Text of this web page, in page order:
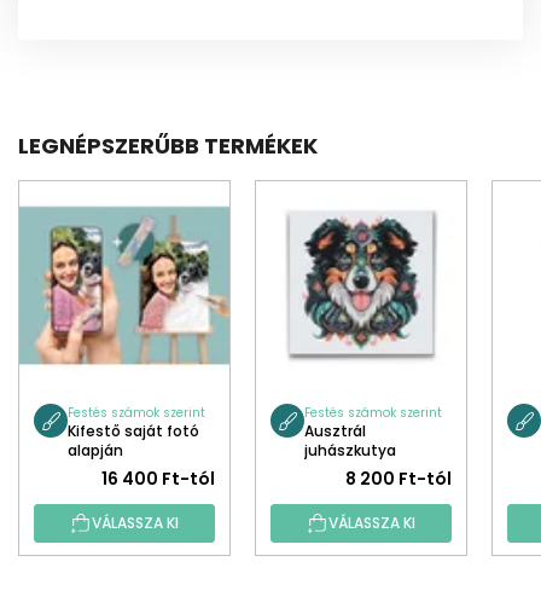
LEGNÉPSZERŰBB TERMÉKEK
Festés számok szerint
Kifestő saját fotó
alapján
16 400 Ft-tól
VÁLASSZA KI
Festés számok szerint
Ausztrál
juhászkutya
mandala8 200 Ft-tól
VÁLASSZA KI